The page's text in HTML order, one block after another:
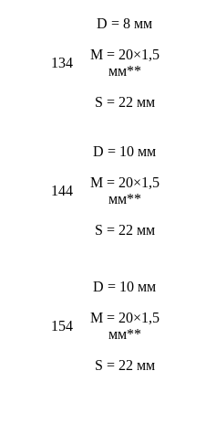
134
D = 8 мм
M = 20×1,5
мм**
S = 22 мм
144
D = 10 мм
M = 20×1,5
мм**
S = 22 мм
154
D = 10 мм
M = 20×1,5
мм**
S = 22 мм